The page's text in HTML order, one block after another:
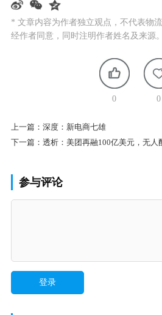
* 文章内容为作者独立观点，不代表物
经作者同意，同时注明作者姓名及来源。
0 0
上一篇： 深度：新电商七雄
下一篇： 透析：美团再融100亿美元，无人
参与评论